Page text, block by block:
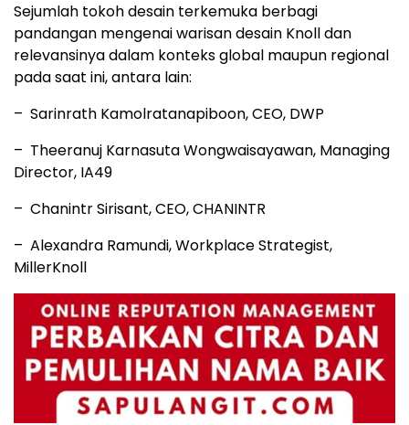
Sejumlah tokoh desain terkemuka berbagi
pandangan mengenai warisan desain Knoll dan
relevansinya dalam konteks global maupun regional
pada saat ini, antara lain:
– Sarinrath Kamolratanapiboon, CEO, DWP
– Theeranuj Karnasuta Wongwaisayawan, Managing
Director, IA49
– Chanintr Sirisant, CEO, CHANINTR
– Alexandra Ramundi, Workplace Strategist,
MillerKnoll